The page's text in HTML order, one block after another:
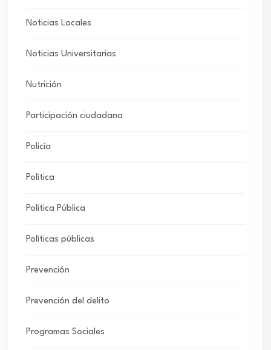
Noticias Locales
Noticias Universitarias
Nutrición
Participación ciudadana
Policía
Política
Política Pública
Políticas públicas
Prevención
Prevención del delito
Programas Sociales